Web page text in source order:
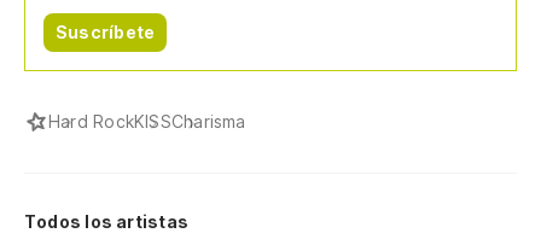
Suscríbete
Hard RockKISSCharisma
Todos los artistas